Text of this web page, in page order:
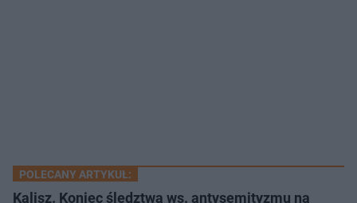
POLECANY ARTYKUŁ:
Kalisz. Koniec śledztwa ws. antysemityzmu na